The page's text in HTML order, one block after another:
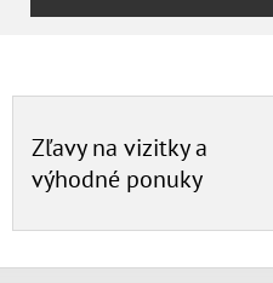
Zľavy na vizitky a
výhodné ponuky